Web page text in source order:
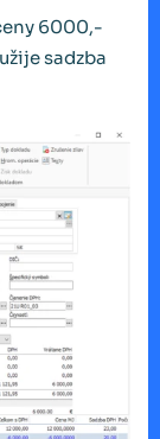
6000,-
sadzba